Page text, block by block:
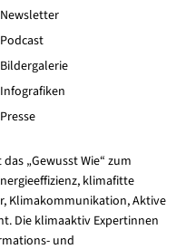
Newsletter
Podcast
Bildergalerie
Infografiken
Presse
„Gewusst Wie“ zum
klimafitte
Klimakommunikation, Aktive
Die klimaaktiv Expertinnen
und